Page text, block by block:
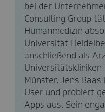
bei der
Consulting Group
Humanmedizin
Universität
anschließend als
Universitätskliniken
Münster. Jens
User und probiert
Apps aus. Sein